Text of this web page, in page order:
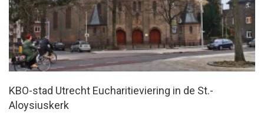
KBO-stad Utrecht Eucharitieviering in de St.-
Aloysiuskerk